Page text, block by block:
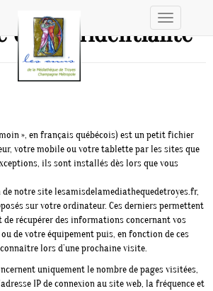
Toggle
navigation
de confidentialité
», en français québécois) est un petit fichier
votre mobile ou votre tablette par les sites que
ils sont installés dès lors que vous
notre site lesamisdelamediathequedetroyes.fr,
sur votre ordinateur. Ces derniers permettent
récupérer des informations concernant vos
de votre équipement puis, en fonction de ces
lors d’une prochaine visite.
uniquement le nombre de pages visitées,
IP de connexion au site web, la fréquence et